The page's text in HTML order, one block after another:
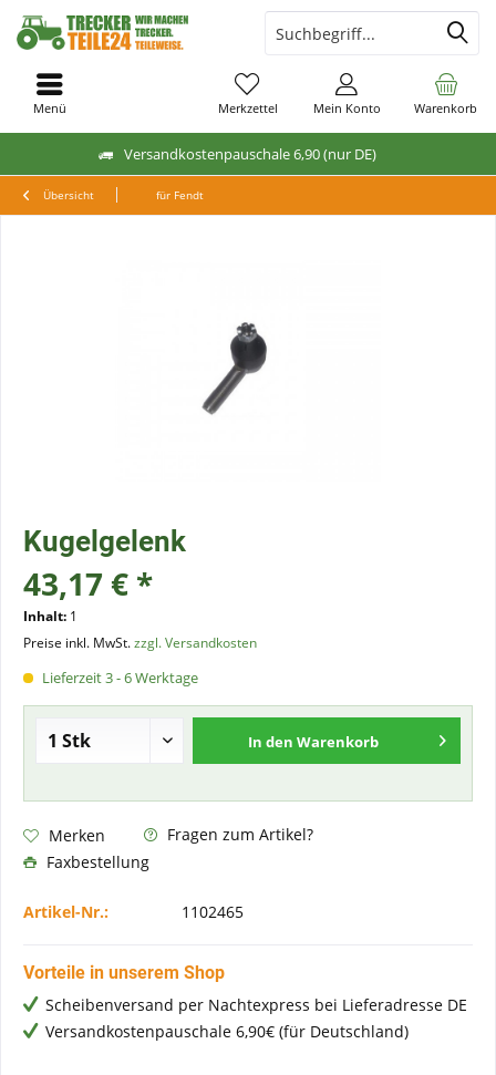
Versandkostenpauschale 6,90 (nur DE)
Warenkorb
Merkzettel Mein Konto
Menü
Übersicht für Fendt
Kugelgelenk
43,17 € *
Inhalt: 1
Preise inkl. MwSt.zzgl. Versandkosten
Lieferzeit 3 - 6 Werktage
In den Warenkorb
Merken
Fragen zum Artikel?
Faxbestellung
Artikel-Nr.: 1102465
Vorteile in unserem Shop
Scheibenversand per Nachtexpress bei Lieferadresse DE
Versandkostenpauschale 6,90€ (für Deutschland)